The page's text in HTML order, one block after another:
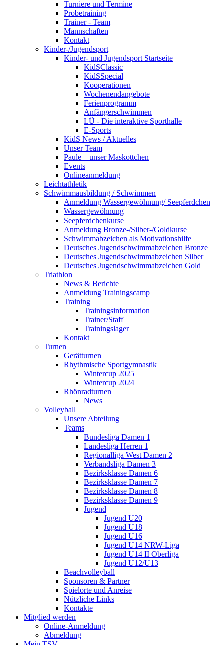
Turniere und Termine
Probetraining
Trainer - Team
Mannschaften
Kontakt
Kinder-/Jugendsport
Kinder- und Jugendsport Startseite
KidSClassic
KidSSpecial
Kooperationen
Wochenendangebote
Ferienprogramm
Anfängerschwimmen
LÜ - Die interaktive Sporthalle
E-Sports
KidS News / Aktuelles
Unser Team
Paule – unser Maskottchen
Events
Onlineanmeldung
Leichtathletik
Schwimmausbildung / Schwimmen
Anmeldung Wassergewöhnung/ Seepferdchen
Wassergewöhnung
Seepferdchenkurse
Anmeldung Bronze-/Silber-/Goldkurse
Schwimmabzeichen als Motivationshilfe
Deutsches Jugendschwimmabzeichen Bronze
Deutsches Jugendschwimmabzeichen Silber
Deutsches Jugendschwimmabzeichen Gold
Triathlon
News & Berichte
Anmeldung Trainingscamp
Training
Trainingsinformation
Trainer/Staff
Trainingslager
Kontakt
Turnen
Gerätturnen
Rhythmische Sportgymnastik
Wintercup 2025
Wintercup 2024
Rhönradturnen
News
Volleyball
Unsere Abteilung
Teams
Bundesliga Damen 1
Landesliga Herren 1
Regionalliga West Damen 2
Verbandsliga Damen 3
Bezirksklasse Damen 6
Bezirksklasse Damen 7
Bezirksklasse Damen 8
Bezirksklasse Damen 9
Jugend
Jugend U20
Jugend U18
Jugend U16
Jugend U14 NRW-Liga
Jugend U14 II Oberliga
Jugend U12/U13
Beachvolleyball
Sponsoren & Partner
Spielorte und Anreise
Nützliche Links
Kontakte
Mitglied werden
Online-Anmeldung
Abmeldung